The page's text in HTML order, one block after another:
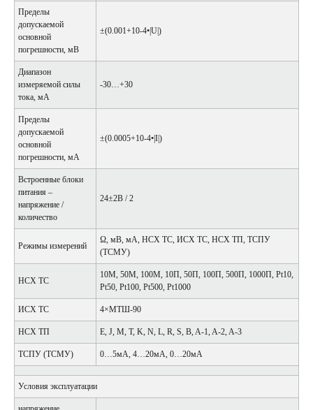
Пределы
допускаемой
основной
погрешности, мВ
±(0.001+10-4•|U|)
Диапазон
измеряемой силы
тока, мА
-30…+30
Пределы
допускаемой
основной
погрешности, мА
±(0.0005+10-4•|I|)
Встроенные блоки
питания –
напряжение /
количество
24±2В / 2
Режимы измерений
Ω, мВ, мА, НСХ ТС, ИСХ ТС, НСХ ТП, ТСПУ
(ТСМУ)
НСХ ТС
10М, 50М, 100М, 10П, 50П, 100П, 500П, 1000П, Pt10,
Pt50, Pt100, Pt500, Pt1000
ИСХ ТС 4×МТШ-90
НСХ ТП E, J, M, T, K, N, L, R, S, B, A-1, A-2, A-3
ТСПУ (ТСМУ) 0…5мА, 4…20мА, 0…20мА
Условия эксплуатации